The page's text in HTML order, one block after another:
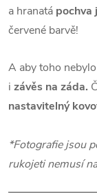
a hranatá pochva
červené barvě!
A aby toho
i závěs na záda.
nastavitelný
*Fotografie jsou
rukojeti nemusí